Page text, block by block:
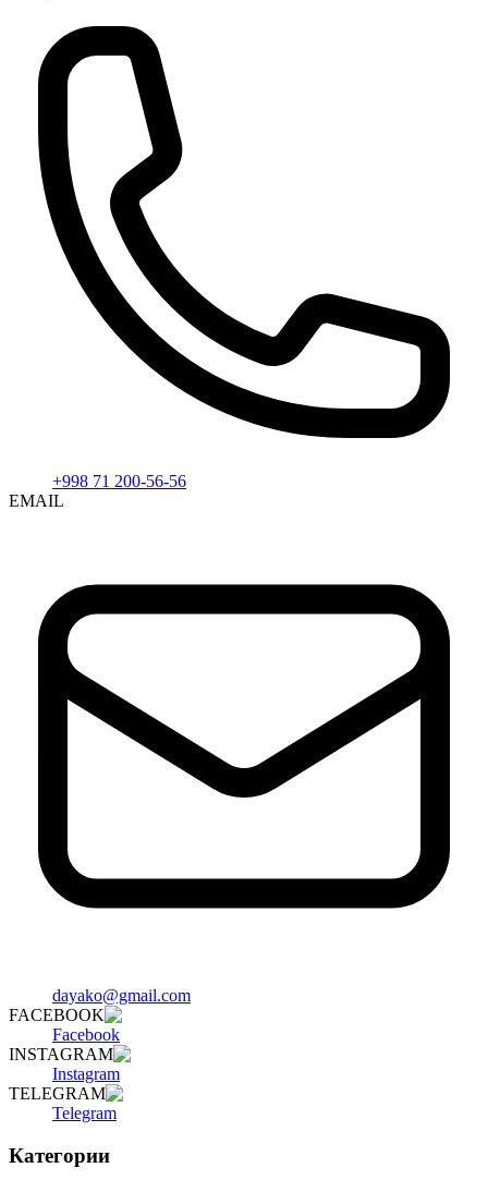
+998 71 200-56-56
EMAIL
dayako@gmail.com
FACEBOOK
Facebook
INSTAGRAM
Instagram
TELEGRAM
Telegram
Категории